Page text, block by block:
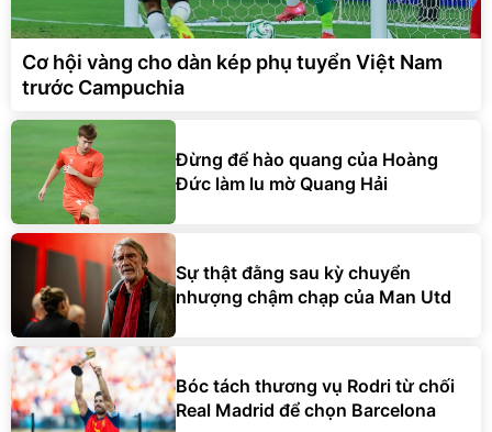
Cơ hội vàng cho dàn kép phụ tuyển Việt Nam
trước Campuchia
Đừng để hào quang của Hoàng
Đức làm lu mờ Quang Hải
Sự thật đằng sau kỳ chuyển
nhượng chậm chạp của Man Utd
Bóc tách thương vụ Rodri từ chối
Real Madrid để chọn Barcelona